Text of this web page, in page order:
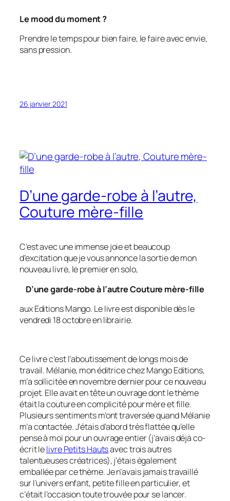
Le mood du moment ?
Prendre le temps pour bien faire, le faire avec envie,
sans pression.
26 janvier 2021
D’une garde-robe à l’autre,
Couture mère-fille
C’est avec une immense joie et beaucoup
d’excitation que je vous annonce la sortie de mon
nouveau livre, le premier en solo,
D’une garde-robe à l’autre Couture mère-fille
aux Editions Mango. Le livre est disponible dès le
vendredi 18 octobre en librairie.
Ce livre c’est l’aboutissement de longs mois de
travail. Mélanie, mon éditrice chez Mango Editions,
m’a sollicitée en novembre dernier pour ce nouveau
projet. Elle avait en tête un ouvrage dont le thème
était la couture en complicité pour mère et fille.
Plusieurs sentiments m’ont traversée quand Mélanie
m’a contactée. J’étais d’abord très flattée qu’elle
pense à moi pour un ouvrage entier (j’avais déjà co-
écrit lelivre Petits Hautsavec trois autres
talentueuses créatrices), j’étais également
emballée par ce thème. Je n’avais jamais travaillé
sur l’univers enfant, petite fille en particulier, et
c’était l’occasion toute trouvée pour se lancer.